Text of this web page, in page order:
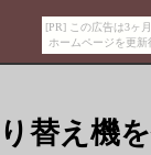
[PR] この広告は3ヶ
ホームページを更
替え機